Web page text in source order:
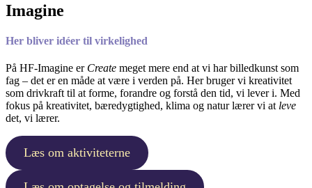
Imagine
Her bliver idéer til virkelighed
På HF-Imagine er Create meget mere end at vi har billedkunst som
fag – det er en måde at være i verden på. Her bruger vi kreativitet
som drivkraft til at forme, forandre og forstå den tid, vi lever i. Med
fokus på kreativitet, bæredygtighed, klima og natur lærer vi at leve
det, vi lærer.
Læs om aktiviteterne